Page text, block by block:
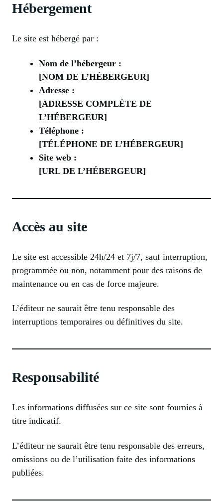
Hébergement
Le site est hébergé par :
Nom de l’hébergeur :
[NOM DE L’HÉBERGEUR]
Adresse :
[ADRESSE COMPLÈTE DE
L’HÉBERGEUR]
Téléphone :
[TÉLÉPHONE DE L’HÉBERGEUR]
Site web :
[URL DE L’HÉBERGEUR]
Accès au site
Le site est accessible 24h/24 et 7j/7, sauf interruption,
programmée ou non, notamment pour des raisons de
maintenance ou en cas de force majeure.
L’éditeur ne saurait être tenu responsable des
interruptions temporaires ou définitives du site.
Responsabilité
Les informations diffusées sur ce site sont fournies à
titre indicatif.
L’éditeur ne saurait être tenu responsable des erreurs,
omissions ou de l’utilisation faite des informations
publiées.